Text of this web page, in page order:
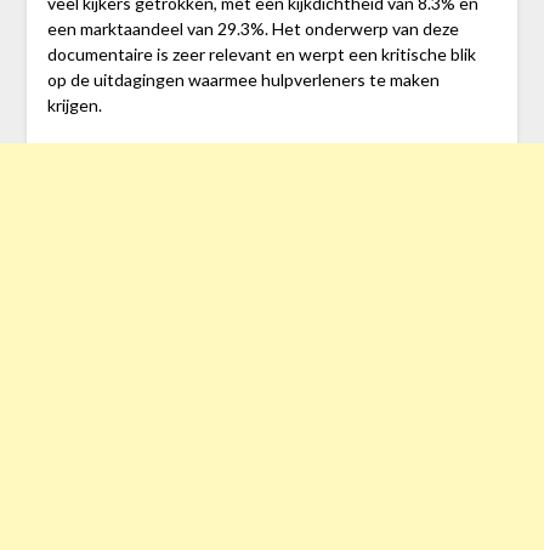
een marktaandeel van 29.3%. Het onderwerp van deze
documentaire is zeer relevant en werpt een kritische blik
op de uitdagingen waarmee hulpverleners te maken
krijgen.